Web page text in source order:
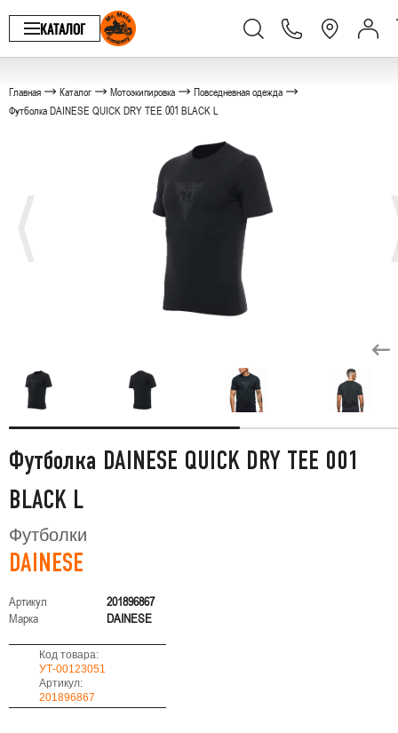
КАТАЛОГ
Главная Каталог Мотоэкипировка
Повседневная одежда
Футболка DAINESE QUICK DRY TEE 001 BLACK L
Футболка DAINESE QUICK DRY TEE 001
BLACK L
Футболки
DAINESE
Артикул
201896867
Марка
DAINESE
Код товара:
УТ-00123051
Артикул:
201896867